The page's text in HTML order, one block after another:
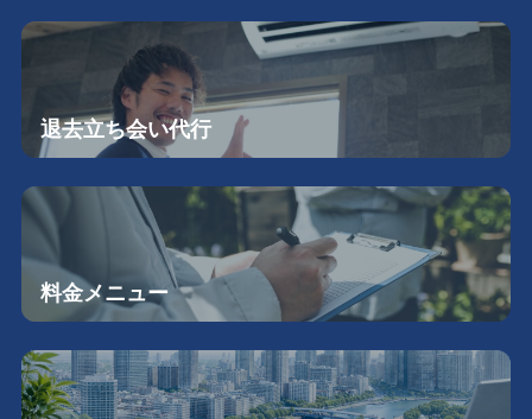
退去立ち会い代行
料金メニュー